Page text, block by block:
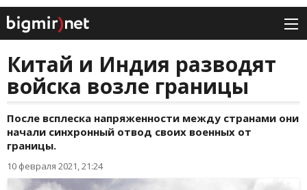
Китай и Индия разводят
войска возле границы
После всплеска напряженности между странами они
начали синхронный отвод своих военных от
границы.
10 февраля 2021, 21:24